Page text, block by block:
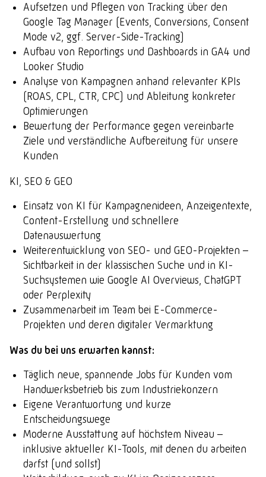
Aufsetzen und Pflegen von Tracking über den
Google Tag Manager (Events, Conversions, Consent
Mode v2, ggf. Server-Side-Tracking)
Aufbau von Reportings und Dashboards in GA4 und
Looker Studio
Analyse von Kampagnen anhand relevanter KPIs
(ROAS, CPL, CTR, CPC) und Ableitung konkreter
Optimierungen
Bewertung der Performance gegen vereinbarte
Ziele und verständliche Aufbereitung für unsere
Kunden
KI, SEO & GEO
Einsatz von KI für Kampagnenideen, Anzeigentexte,
Content-Erstellung und schnellere
Datenauswertung
Weiterentwicklung von SEO- und GEO-Projekten –
Sichtbarkeit in der klassischen Suche und in KI-
Suchsystemen wie Google AI Overviews, ChatGPT
oder Perplexity
Zusammenarbeit im Team bei E-Commerce-
Projekten und deren digitaler Vermarktung
Was du bei uns erwarten kannst:
Täglich neue, spannende Jobs für Kunden vom
Handwerksbetrieb bis zum Industriekonzern
Eigene Verantwortung und kurze
Entscheidungswege
Moderne Ausstattung auf höchstem Niveau –
inklusive aktueller KI-Tools, mit denen du arbeiten
darfst (und sollst)
ready for contact?
Lebschi Media GmbH
Fürstensteiner Straße 24a
94535 Eging a.See
hallo@team-ready.de
Telefon: 08544 6523-00